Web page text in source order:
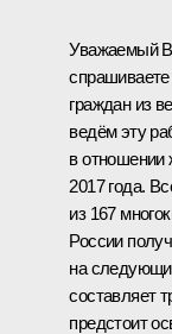
Уважаемый
граждан из
ведём эту
в отношении
2017 года.
из 167
России
на
составляет
предстоит